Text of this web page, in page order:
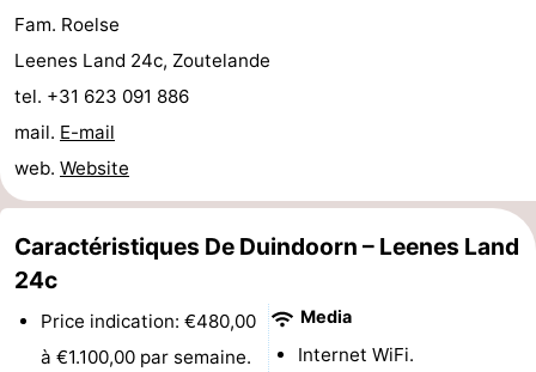
Route
-
Stationnement
Adresses
Médicales
Région
Zeeland
Duiveland
Fam. Roelse
Leenes Land 24c, Zoutelande
tel. +31 623 091 886
mail. E-mail
web. Website
Caractéristiques De Duindoorn – Leenes Land
24c
Price indication: €480,00
à €1.100,00 par semaine.
Media
Internet WiFi.